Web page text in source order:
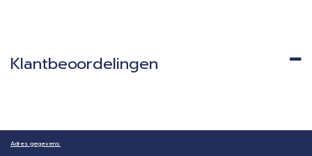
Klantbeoordelingen
Adres gegevens: